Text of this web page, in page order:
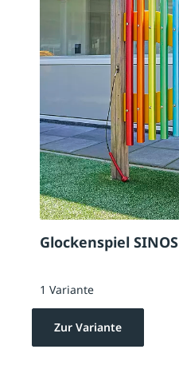
Glockenspiel SINOS
1 Variante
Zur Variante